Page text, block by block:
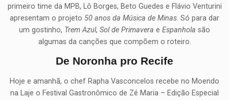
primeiro time da MPB, Lô Borges, Beto Guedes e Flávio Venturini
apresentam o projeto 50 anos da Música de Minas. Só para dar
um gostinho, Trem Azul, Sol de Primavera e Espanhola são
algumas da canções que compõem o roteiro.
De Noronha pro Recife
Hoje e amanhã, o chef Rapha Vasconcelos recebe no Moendo
na Laje o Festival Gastronômico de Zé Maria – Edição Especial